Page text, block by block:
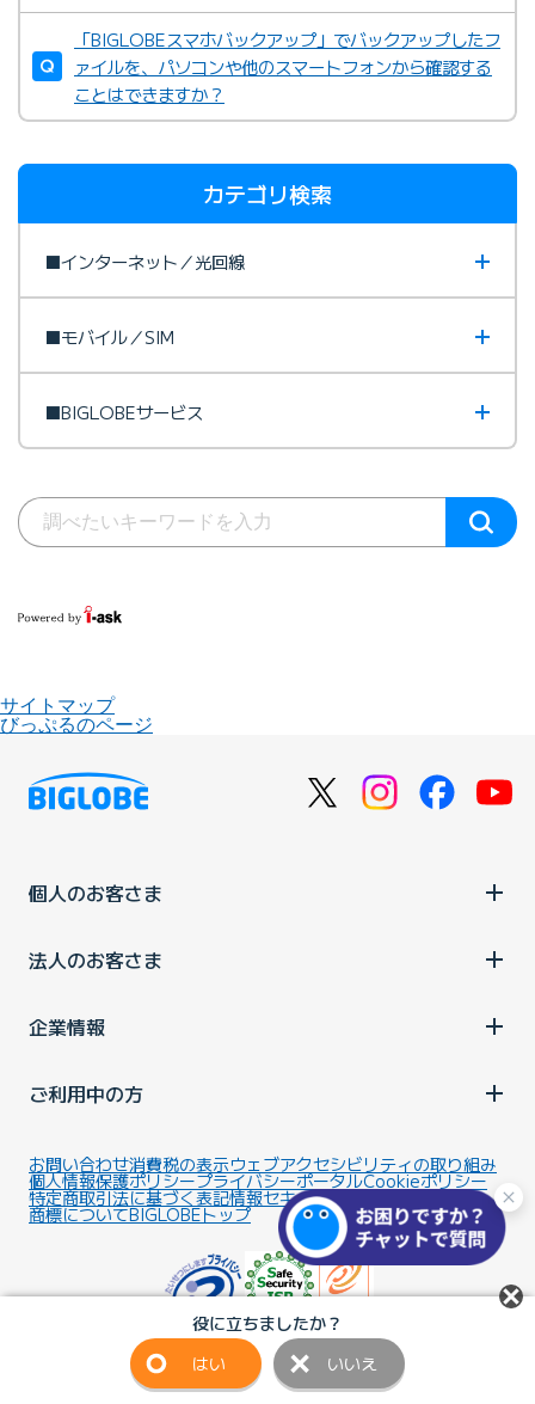
役に立ちましたか？
はい
いいえ
「BIGLOBEスマホバックアップ」でバックアップしたフ
ァイルを、パソコンや他のスマートフォンから確認する
ことはできますか？
カテゴリ検索
■インターネット／光回線
■モバイル／SIM
■BIGLOBEサービス
サイトマップ
びっぷるのページ
個人のお客さま
法人のお客さま
企業情報
ご利用中の方
お問い合わせ消費税の表示ウェブアクセシビリティの取り組み
個人情報保護ポリシープライバシーポータルCookieポリシー
特定商取引法に基づく表記情報セキュリティ基本方針
商標についてBIGLOBEトップ
Copyright ©BIGLOBE Inc. 2026. All rights reserved.